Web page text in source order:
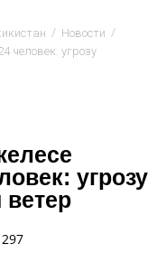
/ Новости /
человек: угрозу
угрозу
297